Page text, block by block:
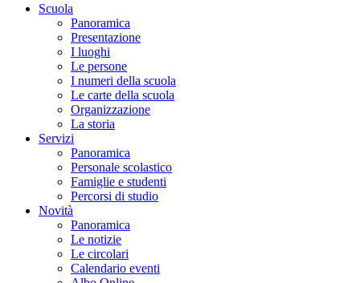
Scuola
Panoramica
Presentazione
I luoghi
Le persone
I numeri della scuola
Le carte della scuola
Organizzazione
La storia
Servizi
Panoramica
Personale scolastico
Famiglie e studenti
Percorsi di studio
Novità
Panoramica
Le notizie
Le circolari
Calendario eventi